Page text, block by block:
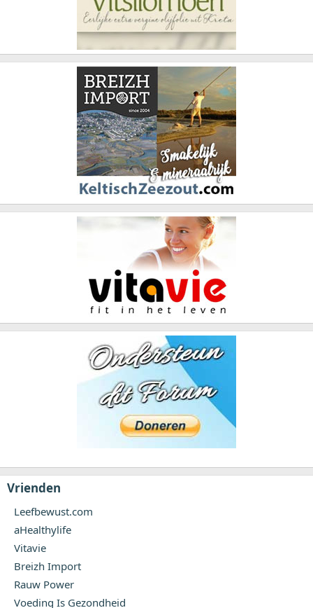
Vrienden
Leefbewust.com
aHealthylife
Vitavie
Breizh Import
Rauw Power
Voeding Is Gezondheid